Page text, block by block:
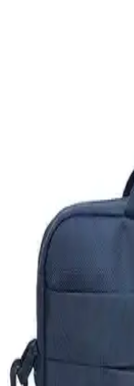
geçirmez
Lenovo 15.6
Şık ve
Lenovo'nun 15.6
dayanıklı polyester
seyahat
çantasıdır.
Samsonite
farkları keşfedin.
açısından